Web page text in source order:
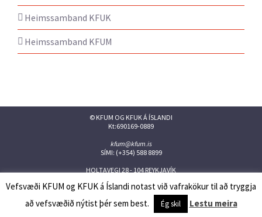
Heimssamband KFUK
Heimssamband KFUM
© KFUM OG KFUK Á ÍSLANDI
Kt:690169-0889
kfum@kfum.is
SÍMI: (+354) 588 8899
HOLTAVEGI 28 - 104 REYKJAVÍK
Facebook
TwitterInstagram
Flickr YouTube
Issuu
Vefsvæði KFUM og KFUK á Íslandi notast við vafrakökur til að tryggja
að vefsvæðið nýtist þér sem best.
Ég skil Lestu meira